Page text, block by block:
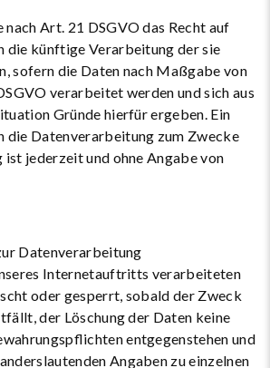
nach Art. 21 DSGVO das Recht auf
die künftige Verarbeitung der sie
sofern die Daten nach Maßgabe von
verarbeitet werden und sich aus
Gründe hierfür ergeben. Ein
die Datenverarbeitung zum Zwecke
jederzeit und ohne Angabe von
Datenverarbeitung
Internetauftritts verarbeiteten
oder gesperrt, sobald der Zweck
der Löschung der Daten keine
entgegenstehen und
Angaben zu einzelnen